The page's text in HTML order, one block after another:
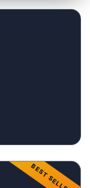
BEST SELLER